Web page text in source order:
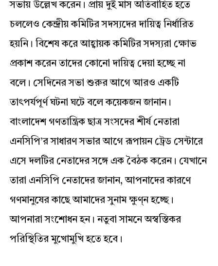
সভায় উল্লেখ করেন। প্রায় দুই মাস অতিবাহিত হতে
চললেও কেন্দ্রীয় কমিটির সদস্যদের দায়িত্ব নির্ধারিত
হয়নি। বিশেষ করে আহ্বায়ক কমিটির সদস্যরা ক্ষোভ
প্রকাশ করেন তাদের কোনো দায়িত্ব দেয়া হচ্ছে না
বলে। সেদিনের সভা শুরুর আগে আরও একটি
তাৎপর্যপূর্ণ ঘটনা ঘটে বলে কয়েকজন জানান।
বাংলাদেশ গণতান্ত্রিক ছাত্র সংসদের শীর্ষ নেতারা
এনসিপি’র সাধারণ সভার আগে রূপায়ন ট্রেড সেন্টারে
এসে দলটির নেতাদের সঙ্গে এক বৈঠক করেন। যেখানে
তারা এনসিপি নেতাদের জানান, আপনাদের কারণে
গণমানুষের কাছে আমাদের সুনাম ক্ষুণ্ন হচ্ছে।
আপনারা সংশোধন হন। নতুবা সামনে অস্বস্তিকর
পরিস্থিতির মুখোমুখি হতে হবে।